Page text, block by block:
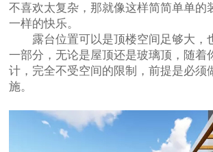
不喜欢太复杂，那就像这样简简单单的
一样的快乐。
露台位置可以是顶楼空间足够大，
一部分，无论是屋顶还是玻璃顶，随着
计，完全不受空间的限制，前提是必须
施。